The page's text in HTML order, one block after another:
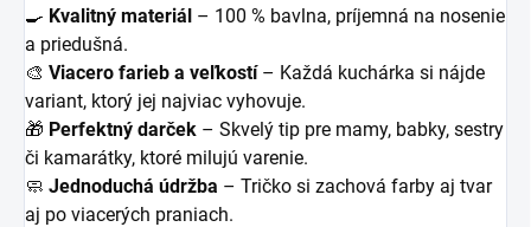
🍳 Kvalitný materiál – 100 % bavlna, príjemná na nosenie
a priedušná.
🎨 Viacero farieb a veľkostí– Každá kuchárka si nájde
variant, ktorý jej najviac vyhovuje.
🎁 Perfektný darček – Skvelý tip pre mamy, babky, sestry
či kamarátky, ktoré milujú varenie.
🧼 Jednoduchá údržba – Tričko si zachová farby aj tvar
aj po viacerých praniach.